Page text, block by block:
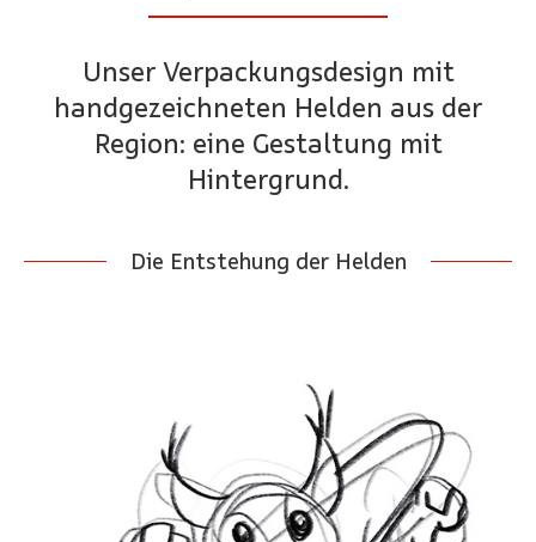
Unser Verpackungsdesign mit
handgezeichneten Helden aus der
Region: eine Gestaltung mit
Hintergrund.
Die Entstehung der Helden